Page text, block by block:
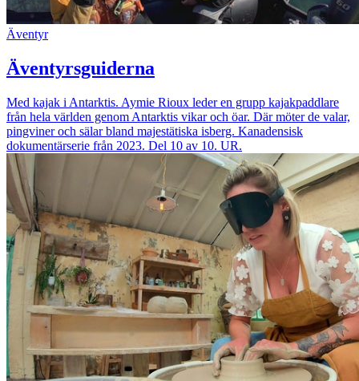
Äventyr
Äventyrsguiderna
Med kajak i Antarktis. Aymie Rioux leder en grupp kajakpaddlare
från hela världen genom Antarktis vikar och öar. Där möter de valar,
pingviner och sälar bland majestätiska isberg. Kanadensisk
dokumentärserie från 2023. Del 10 av 10. UR.